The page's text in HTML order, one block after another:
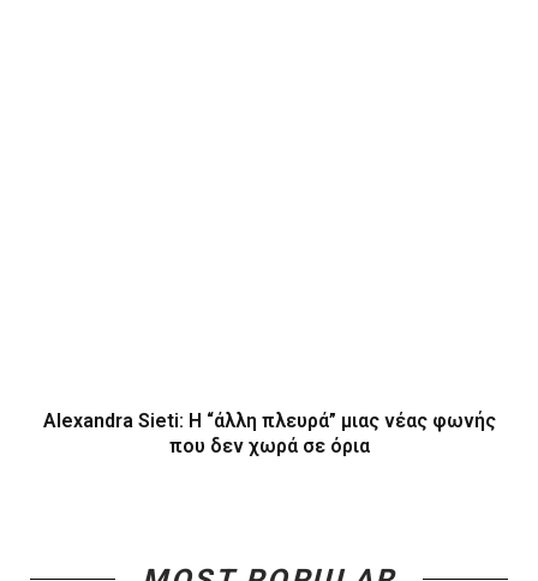
Alexandra Sieti: Η “άλλη πλευρά” μιας νέας φωνής
που δεν χωρά σε όρια